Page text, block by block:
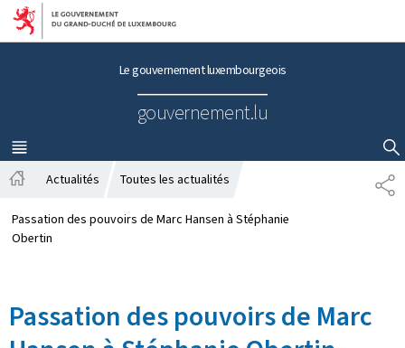
Aller au menu principal
Aller au contenu
Le gouvernement luxembourgeois
gouvernement.lu
MENU
PRINCIPAL
AFFICHER / MASQUER LA RECHERCHE
P
A
c
c
l
Actualités Toutes les actualités
Passation des pouvoirs de Marc Hansen à Stéphanie
Obertin
Passation des pouvoirs de Marc